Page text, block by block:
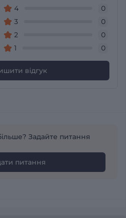
4
0
3
0
2
0
1
0
відгук
Задайте питання
питання